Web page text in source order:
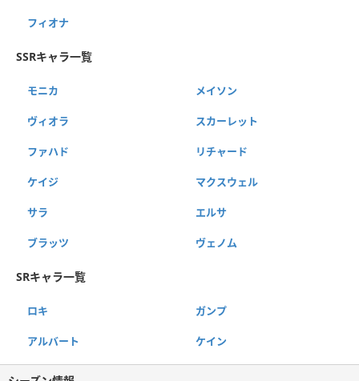
フィオナ
SSRキャラ一覧
モニカ メイソン
ヴィオラ スカーレット
ファハド リチャード
ケイジ マクスウェル
サラ エルサ
ブラッツ ヴェノム
SRキャラ一覧
ロキ ガンプ
アルバート ケイン